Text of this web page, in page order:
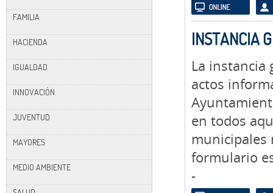
FAMILIA
HACIENDA
IGUALDAD
INNOVACIÓN
JUVENTUD
MAYORES
MEDIO AMBIENTE
INSTANCIA
La instancia
actos
en todos
municipales
formulario
-